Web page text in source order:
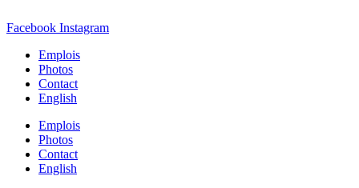
au
Facebook Instagram
Emplois
Photos
Contact
English
Emplois
Photos
Contact
English